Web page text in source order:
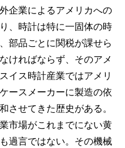
企業によるアメリカへの
、時計は特に一固体の時
部品ごとに関税が課せら
ければならず、そのアメ
イス時計産業ではアメリ
ースメーカーに製造の依
させてきた歴史がある。
市場がこれまでにない黄
過言ではない。その機械